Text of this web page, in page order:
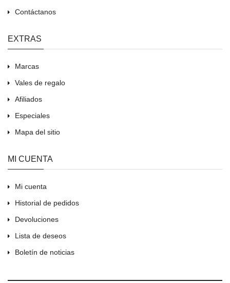
Contáctanos
EXTRAS
Marcas
Vales de regalo
Afiliados
Especiales
Mapa del sitio
MI CUENTA
Mi cuenta
Historial de pedidos
Devoluciones
Lista de deseos
Boletín de noticias